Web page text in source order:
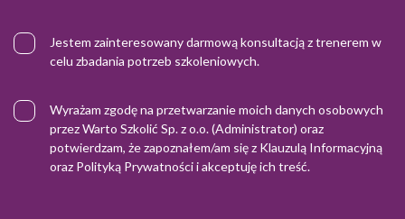
Jestem zainteresowany darmową konsultacją z trenerem w
celu zbadania potrzeb szkoleniowych.
Wyrażam zgodę na przetwarzanie moich danych osobowych
przez Warto Szkolić Sp. z o.o. (Administrator) oraz
potwierdzam, że zapoznałem/am się z Klauzulą Informacyjną
oraz Polityką Prywatnościi akceptuję ich treść.